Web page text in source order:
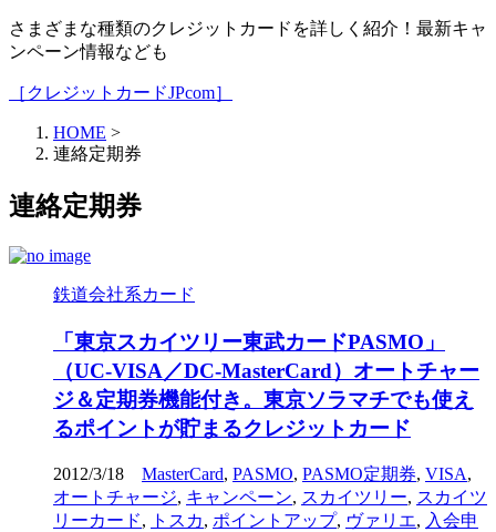
さまざまな種類のクレジットカードを詳しく紹介！最新キャ
ンペーン情報なども
［クレジットカードJPcom］
HOME >
連絡定期券
連絡定期券
鉄道会社系カード
「東京スカイツリー東武カードPASMO」
（UC-VISA／DC-MasterCard）オートチャー
ジ＆定期券機能付き。東京ソラマチでも使え
るポイントが貯まるクレジットカード
2012/3/18 MasterCard, PASMO, PASMO定期券, VISA,
オートチャージ, キャンペーン, スカイツリー, スカイツ
リーカード, トスカ, ポイントアップ, ヴァリエ, 入会申